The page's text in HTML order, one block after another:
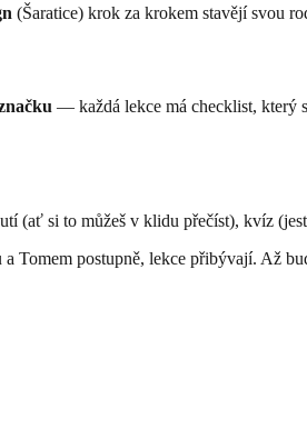
(Šaratice) krok za krokem stavějí svou
— každá lekce má checklist, který
(ať si to můžeš v klidu přečíst), kvíz
Tomem postupně, lekce přibývají. Až